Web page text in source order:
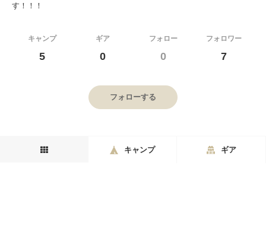
す！！！
キャンプ
5
ギア
0
フォロー
0
フォロワー
7
フォローする
キャンプ ギア